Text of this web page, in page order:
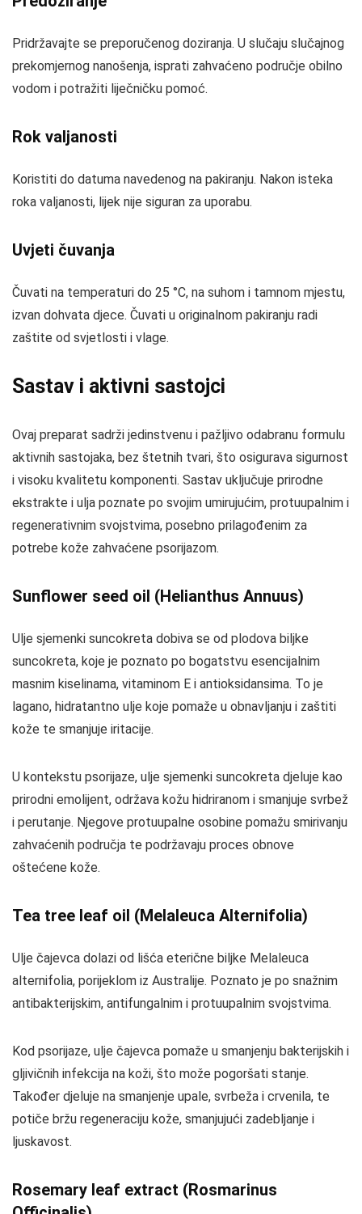
Pridržavajte se preporučenog doziranja. U slučaju slučajnog
prekomjernog nanošenja, isprati zahvaćeno područje obilno
vodom i potražiti liječničku pomoć.
Rok valjanosti
Koristiti do datuma navedenog na pakiranju. Nakon isteka
roka valjanosti, lijek nije siguran za uporabu.
Uvjeti čuvanja
Čuvati na temperaturi do 25 °C, na suhom i tamnom mjestu,
izvan dohvata djece. Čuvati u originalnom pakiranju radi
zaštite od svjetlosti i vlage.
Sastav i aktivni sastojci
Ovaj preparat sadrži jedinstvenu i pažljivo odabranu formulu
aktivnih sastojaka, bez štetnih tvari, što osigurava sigurnost
i visoku kvalitetu komponenti. Sastav uključuje prirodne
ekstrakte i ulja poznate po svojim umirujućim, protuupalnim i
regenerativnim svojstvima, posebno prilagođenim za
potrebe kože zahvaćene psorijazom.
Sunflower seed oil (Helianthus Annuus)
Ulje sjemenki suncokreta dobiva se od plodova biljke
suncokreta, koje je poznato po bogatstvu esencijalnim
masnim kiselinama, vitaminom E i antioksidansima. To je
lagano, hidratantno ulje koje pomaže u obnavljanju i zaštiti
kože te smanjuje iritacije.
U kontekstu psorijaze, ulje sjemenki suncokreta djeluje kao
prirodni emolijent, održava kožu hidriranom i smanjuje svrbež
i perutanje. Njegove protuupalne osobine pomažu smirivanju
zahvaćenih područja te podržavaju proces obnove
oštećene kože.
Tea tree leaf oil (Melaleuca Alternifolia)
Ulje čajevca dolazi od lišća eterične biljke Melaleuca
alternifolia, porijeklom iz Australije. Poznato je po snažnim
antibakterijskim, antifungalnim i protuupalnim svojstvima.
Kod psorijaze, ulje čajevca pomaže u smanjenju bakterijskih i
gljivičnih infekcija na koži, što može pogoršati stanje.
Također djeluje na smanjenje upale, svrbeža i crvenila, te
potiče bržu regeneraciju kože, smanjujući zadebljanje i
ljuskavost.
Rosemary leaf extract (Rosmarinus